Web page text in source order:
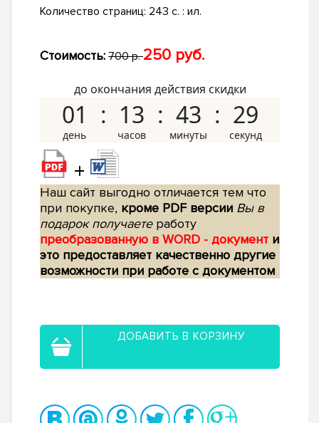
Количество страниц: 243 с. : ил.
Стоимость: 700 р.250 руб.
до окончания действия скидки
01 13 43 28
+
Наш сайт выгодно отличается тем что
при покупке, кроме PDF версии Вы в
подарок получаетеработу
преобразованную в WORD - документ и
это предоставляет качественно другие
возможности при работе с документом
ДОБАВИТЬ В КОРЗИНУ